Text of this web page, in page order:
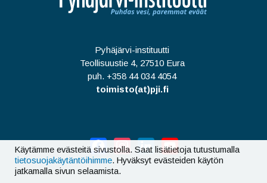
Pyhäjärvi-instituutti
Teollisuustie 4, 27510 Eura
puh. +358 44 034 4054
toimisto(at)pji.fi
FacebookInstagramLinkedInYouTube
Käytämme evästeitä sivustolla. Saat lisätietoja tutustumalla
tietosuojakäytäntöihimme. Hyväksyt evästeiden käytön
jatkamalla sivun selaamista.